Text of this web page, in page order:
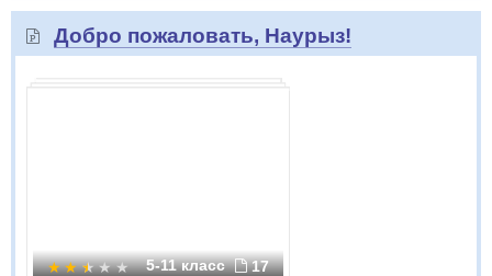
Добро пожаловать, Наурыз!
5-11 класс 17